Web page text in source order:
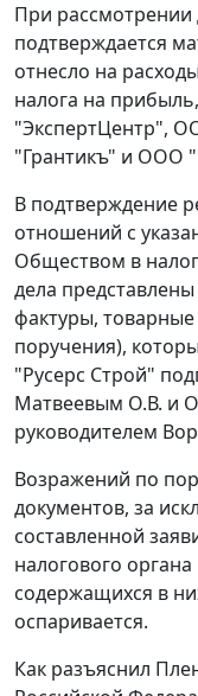
При рассмотрении
подтверждается
отнесло на
налога на
"ЭкспертЦентр",
"Грантикъ" и ООО
В подтверждение
отношений с
Обществом в
дела
фактуры,
поручения),
"Русерс Строй"
Матвеевым О.В. и
руководителем
Возражений по
документов, за
составленной
налогового
содержащихся в
оспаривается.
Как разъяснил